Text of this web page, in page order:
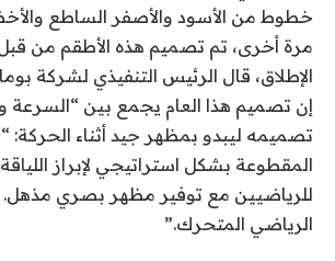
خطوط من الأسود والأصفر الساطع
مرة أخرى، تم تصميم هذه الأطقم من
الإطلاق، قال الرئيس التنفيذي لشركة
إن تصميم هذا العام يجمع بين “السرعة
تصميمه ليبدو بمظهر جيد أثناء
المقطوعة بشكل استراتيجي لإبراز اللياقة
للرياضيين مع توفير مظهر بصري مذهل.
الرياضي المتحرك.”